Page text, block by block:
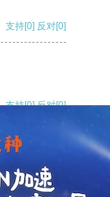
支持[0] 反对[0]
支持[0] 反对[0]
支持[0] 反对